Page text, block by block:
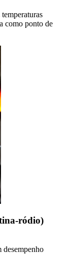
como ponto de
ródio)
desempenho